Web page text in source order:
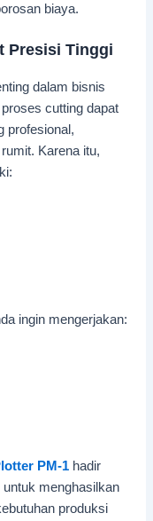
biaya.
Presisi Tinggi
dalam bisnis
cutting dapat
profesional,
Karena itu,
ingin mengerjakan:
PM-1hadir
menghasilkan
produksi